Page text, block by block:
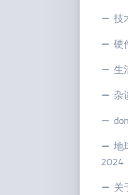
技
硬
生
杂
地
2024
关